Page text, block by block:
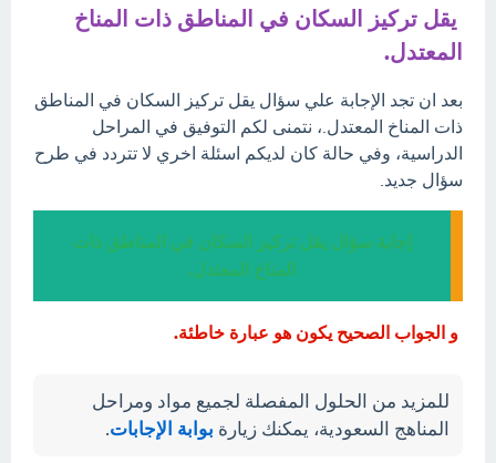
يقل تركيز السكان في المناطق ذات المناخ
المعتدل.
بعد ان تجد الإجابة علي سؤال يقل تركيز السكان في المناطق
ذات المناخ المعتدل.، نتمنى لكم التوفيق في المراحل
الدراسية، وفي حالة كان لديكم اسئلة اخري لا تتردد في طرح
سؤال جديد.
إجابة سؤال يقل تركيز السكان في المناطق ذات
المناخ المعتدل.
و الجواب الصحيح يكون هو عبارة خاطئة.
للمزيد من الحلول المفصلة لجميع مواد ومراحل
المناهج السعودية، يمكنك زيارة بوابة الإجابات.